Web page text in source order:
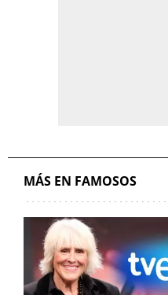
MÁS EN FAMOSOS